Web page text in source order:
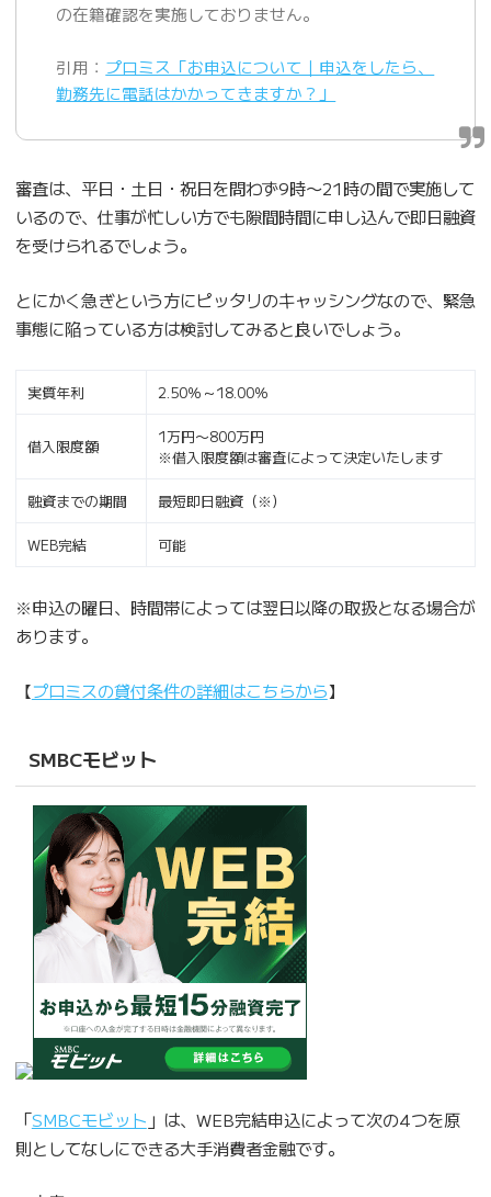
の在籍確認を実施しておりません。
引用： プロミス「お申込について｜申込をしたら、
勤務先に電話はかかってきますか？」
審査は、平日・土日・祝日を問わず9時〜21時の間で実施して
いるので、仕事が忙しい方でも隙間時間に申し込んで即日融資
を受けられるでしょう。
とにかく急ぎという方にピッタリのキャッシングなので、緊急
事態に陥っている方は検討してみると良いでしょう。
実質年利 2.50％～18.00％
借入限度額
1万円〜800万円
※借入限度額は審査によって決定いたします
融資までの期間 最短即日融資（※）
WEB完結 可能
※申込の曜日、時間帯によっては翌日以降の取扱となる場合が
あります。
【プロミスの貸付条件の詳細はこちらから】
SMBCモビット
「SMBCモビット 」は、WEB完結申込によって次の4つを原
則としてなしにできる大手消費者金融です。